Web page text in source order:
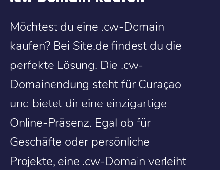
Möchtest du eine .cw-Domain
kaufen? Bei Site.de findest du die
perfekte Lösung. Die .cw-
Domainendung steht für Curaçao
und bietet dir eine einzigartige
Online-Präsenz. Egal ob für
Geschäfte oder persönliche
Projekte, eine .cw-Domain verleiht